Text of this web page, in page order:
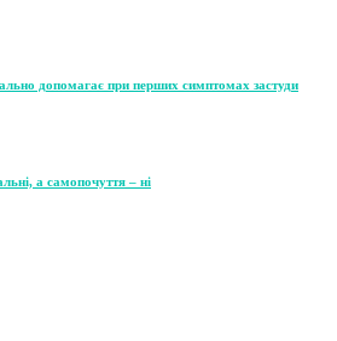
допомагає при перших симптомах застуди
а самопочуття – ні